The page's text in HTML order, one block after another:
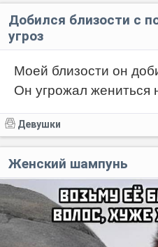
Добился близости с
угроз
Моей близости он
Он угрожал жениться
Девушки
Женский шампунь